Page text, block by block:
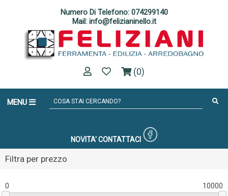
Numero Di Telefono: 074299140
Mail: info@felizianinello.it
(0)
MENU
NOVITA' CONTATTACI
Filtra per prezzo
0 10000